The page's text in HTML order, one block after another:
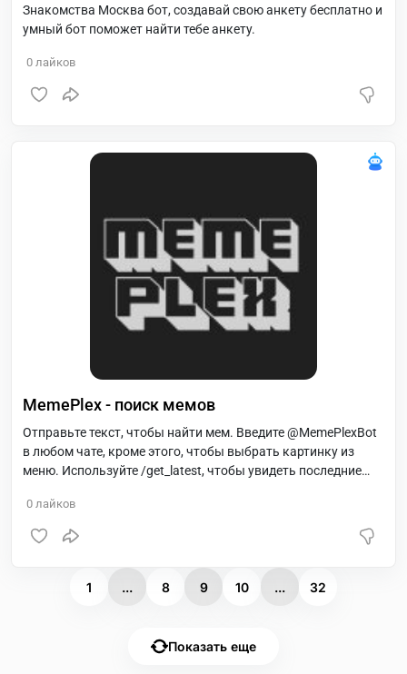
Знакомства Москва бот, создавай свою анкету бесплатно и
умный бот поможет найти тебе анкету.
0 лайков
MemePlex - поиск мемов
Отправьте текст, чтобы найти мем. Введите @MemePlexBot
в любом чате, кроме этого, чтобы выбрать картинку из
меню. Используйте /get_latest, чтобы увидеть последние
0 лайков
1 ... 8 9 10 ... 32
Показать еще